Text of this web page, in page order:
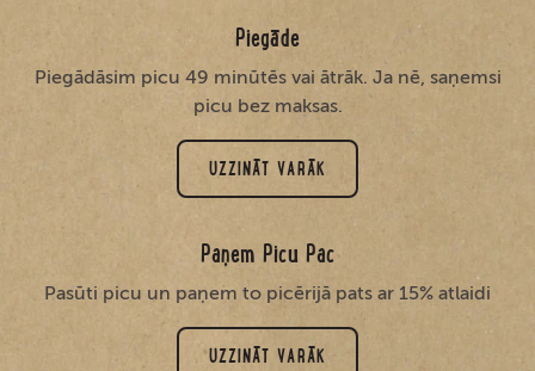
Piegāde
Piegādāsim picu 49 minūtēs vai ātrāk. Ja nē, saņemsi
picu bez maksas.
UZZINĀT VARĀK
Paņem Picu Pac
Pasūti picu un paņem to picērijā pats ar 15% atlaidi
UZZINĀT VARĀK